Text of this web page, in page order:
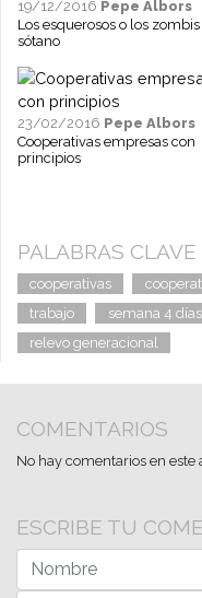
19/12/2016 Pepe Albors
Los esquerosos o los zombis
sótano
23/02/2016 Pepe Albors
Cooperativas empresas con
principios
PALABRAS CLAVE
cooperativas
trabajo
semana 4 días
relevo generacional
COMENTARIOS
No hay comentarios en
ESCRIBE TU